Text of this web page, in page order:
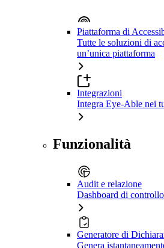
Piattaforma di
Tutte le soluzioni di
un’unica piattaforma
Integrazioni
Integra Eye-Able nei
Funzionalità
Audit e relazione
Dashboard di
Generatore di
Genera